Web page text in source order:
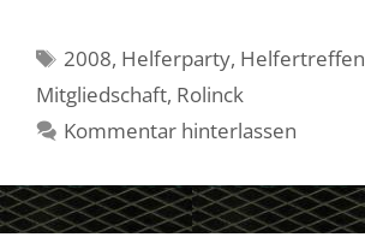
Schlagwörter
2008, Helferparty, Helfertreffen
Mitgliedschaft, Rolinck
Kommentar hinterlassen